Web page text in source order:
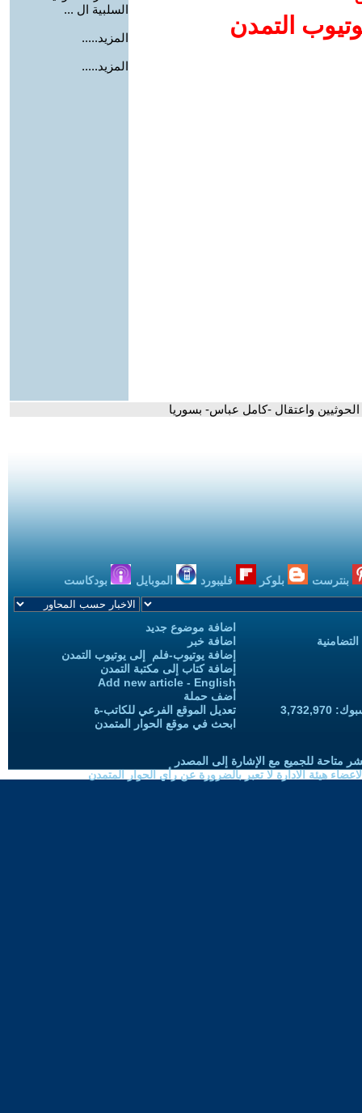
التمدن
السلبية ال ...
المزيد.....
المزيد.....
واعتقال -كامل عباس- بسوريا
بنترست بلوكر فليبورد الموبايل بودكاست
اضافة موضوع جديد
اضافة خبر
إضافة يوتيوب-فلم إلى يوتيوب التمدن
إضافة كتاب إلى مكتبة التمدن
Add new article - English
أضف حملة
تعديل الموقع الفرعي للكاتب-ة
ابحث في موقع الحوار المتمدن
متاحة للجميع مع الإشارة إلى المصدر
هيئة الادارة لا تعبر بالضرورة عن رأي الحوار المتمدن